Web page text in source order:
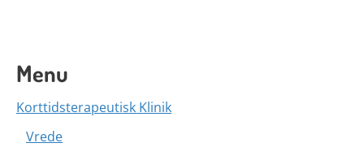
navigation
Menu
Korttidsterapeutisk Klinik
Vrede